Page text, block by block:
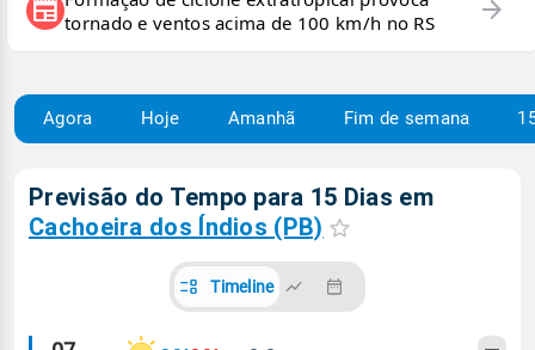
newspaper tornado e ventos acima de 100 km/h no RS
arrow_forward
Agora Hoje Amanhã Fim de semana
Previsão do Tempo para 15 Dias em
Cachoeira dos Índios (PB)
Timeline